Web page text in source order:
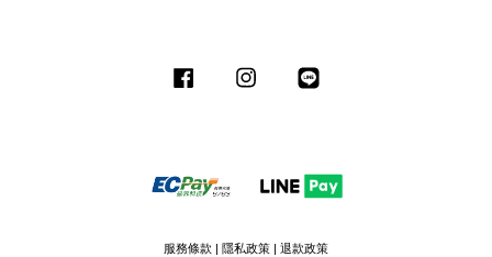
Facebook Instagram
服務條款 | 隱私政策 | 退款政策